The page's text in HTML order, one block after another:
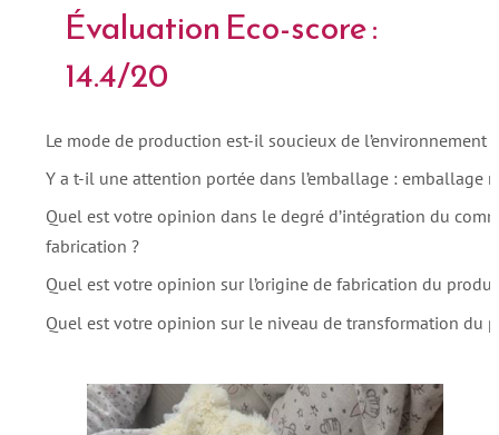
Évaluation Eco-score :
14.4/20
Le mode de production est-il soucieux de l’environnement ?
Y a t-il une attention portée dans l’emballage : emballage
Quel est votre opinion dans le degré d’intégration du
fabrication ?
Quel est votre opinion sur l’origine de fabrication du
Quel est votre opinion sur le niveau de transformation du